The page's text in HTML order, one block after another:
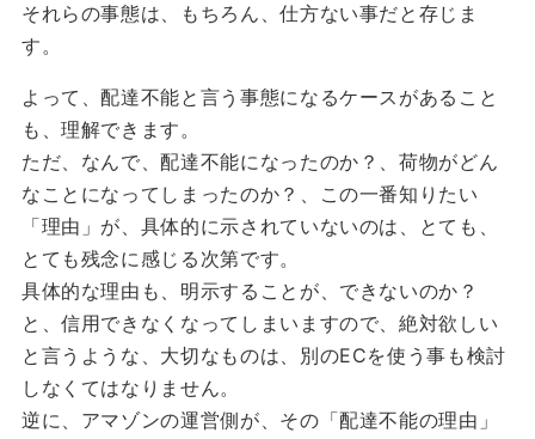
それらの事態は、もちろん、仕方ない事だと存じま
す。
よって、配達不能と言う事態になるケースがあること
も、理解できます。
ただ、なんで、配達不能になったのか？、荷物がどん
なことになってしまったのか？、この一番知りたい
「理由」が、具体的に示されていないのは、とても、
とても残念に感じる次第です。
具体的な理由も、明示することが、できないのか？
と、信用できなくなってしまいますので、絶対欲しい
と言うような、大切なものは、別のECを使う事も検討
しなくてはなりません。
逆に、アマゾンの運営側が、その「配達不能の理由」